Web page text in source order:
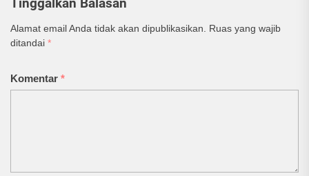
Tinggalkan Balasan
Alamat email Anda tidak akan dipublikasikan.
Ruas yang wajib
ditandai *
Komentar *